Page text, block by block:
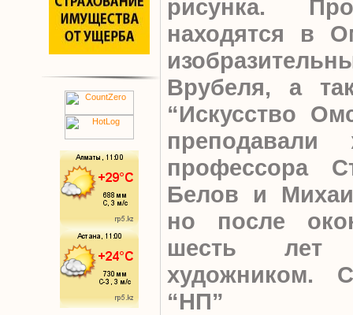
рисунка.
находятся в
Врубеля, а
“Искусство
профессора
Белов и
но после
шесть лет
художником.
“НП”